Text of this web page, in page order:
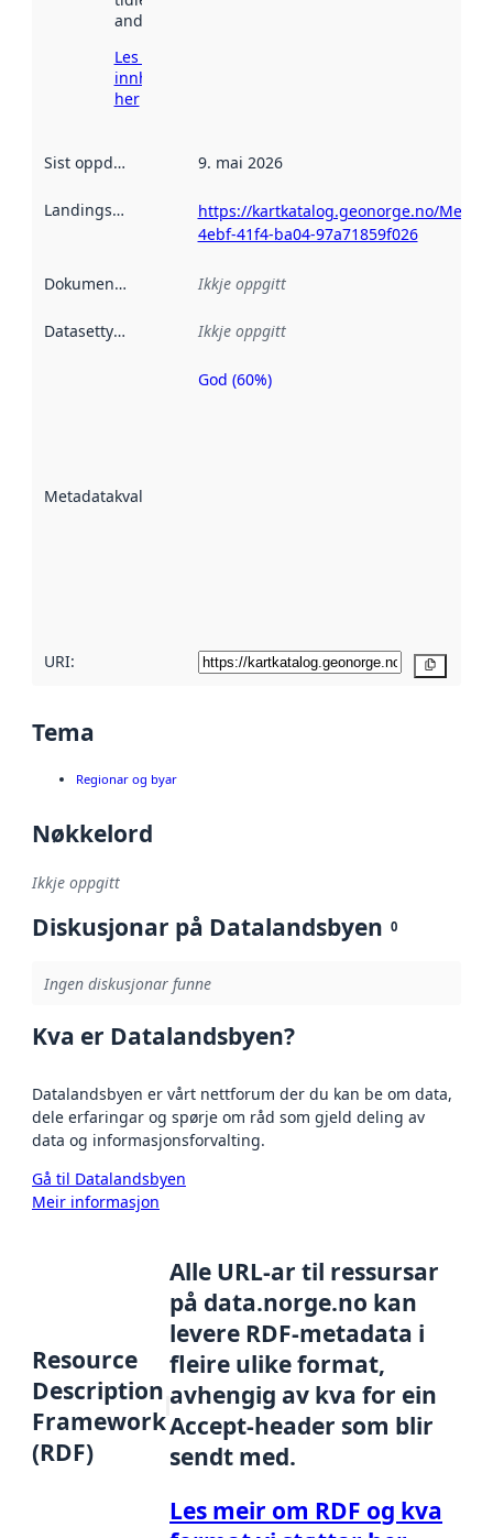
andre stader.
Les meir om
innhenting
her
Sist oppdatert 9. mai 2026
Landingsside
https://kartkatalog.geonorge.no/
4ebf-41f4-ba04-97a71859f026
Dokumentasjon Ikkje oppgitt
Datasettype Ikkje oppgitt
Metadatakvalitet
Metadatakvalitet
God (60%)
URI:
Tema
Regionar og byar
Nøkkelord
Ikkje oppgitt
Diskusjonar på Datalandsbyen 0
Ingen diskusjonar funne
Kva er Datalandsbyen?
Datalandsbyen er vårt nettforum der du kan be om data,
dele erfaringar og spørje om råd som gjeld deling av
data og informasjonsforvalting.
Gå til Datalandsbyen
Meir informasjon
Resource
Description
Framework
(RDF)
Alle URL-ar til ressursar
på data.norge.no kan
levere RDF-metadata i
fleire ulike format,
avhengig av kva for ein
Accept-header som blir
sendt med.
Les meir om RDF og kva